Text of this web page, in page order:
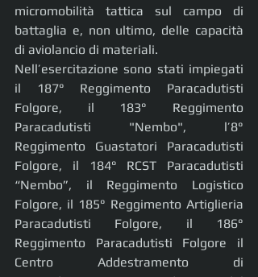
micromobilità tattica sul campo di
battaglia e, non ultimo, delle capacità
di aviolancio di materiali.
Nell’esercitazione sono stati impiegati
il 187° Reggimento Paracadutisti
Folgore, il 183° Reggimento
Paracadutisti "Nembo", l’8°
Reggimento Guastatori Paracadutisti
Folgore, il 184° RCST Paracadutisti
“Nembo”, il Reggimento Logistico
Folgore, il 185° Reggimento Artiglieria
Paracadutisti Folgore, il 186°
Reggimento Paracadutisti Folgore il
Centro Addestramento di